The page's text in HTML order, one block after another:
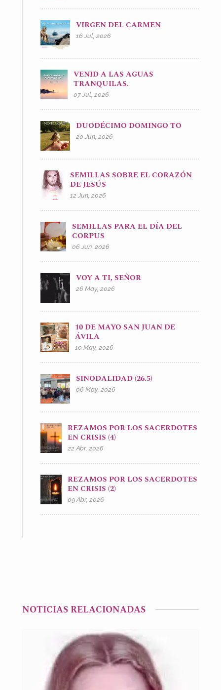
VIRGEN DEL CARMEN
16 Jul, 2026
VENID A LAS AGUAS
TRANQUILAS.
07 Jul, 2026
DUODÉCIMO DOMINGO TO
20 Jun, 2026
SEMILLAS SOBRE EL CORAZÓN
DE JESÚS
12 Jun, 2026
SEMILLAS PARA EL DÍA DEL
CORPUS
06 Jun, 2026
VOY A TI, SEÑOR
26 May, 2026
10 DE MAYO SAN JUAN DE
ÁVILA
10 May, 2026
SINODALIDAD (26.5)
06 May, 2026
REZAMOS POR LOS SACERDOTES
EN CRISIS (4)
22 Abr, 2026
REZAMOS POR LOS SACERDOTES
EN CRISIS (2)
09 Abr, 2026
NOTICIAS RELACIONADAS